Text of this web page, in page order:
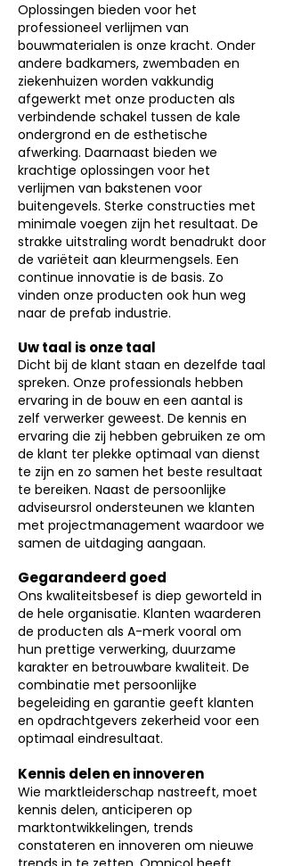
Oplossingen bieden voor het
professioneel verlijmen van
bouwmaterialen is onze kracht. Onder
andere badkamers, zwembaden en
ziekenhuizen worden vakkundig
afgewerkt met onze producten als
verbindende schakel tussen de kale
ondergrond en de esthetische
afwerking. Daarnaast bieden we
krachtige oplossingen voor het
verlijmen van bakstenen voor
buitengevels. Sterke constructies met
minimale voegen zijn het resultaat. De
strakke uitstraling wordt benadrukt door
de variëteit aan kleurmengsels. Een
continue innovatie is de basis. Zo
vinden onze producten ook hun weg
naar de prefab industrie.
Uw taal is onze taal
Dicht bij de klant staan en dezelfde taal
spreken. Onze professionals hebben
ervaring in de bouw en een aantal is
zelf verwerker geweest. De kennis en
ervaring die zij hebben gebruiken ze om
de klant ter plekke optimaal van dienst
te zijn en zo samen het beste resultaat
te bereiken. Naast de persoonlijke
adviseursrol ondersteunen we klanten
met projectmanagement waardoor we
samen de uitdaging aangaan.
Gegarandeerd goed
Ons kwaliteitsbesef is diep geworteld in
de hele organisatie. Klanten waarderen
de producten als A-merk vooral om
hun prettige verwerking, duurzame
karakter en betrouwbare kwaliteit. De
combinatie met persoonlijke
begeleiding en garantie geeft klanten
en opdrachtgevers zekerheid voor een
optimaal eindresultaat.
Kennis delen en innoveren
Wie marktleiderschap nastreeft, moet
kennis delen, anticiperen op
marktontwikkelingen, trends
constateren en innoveren om nieuwe